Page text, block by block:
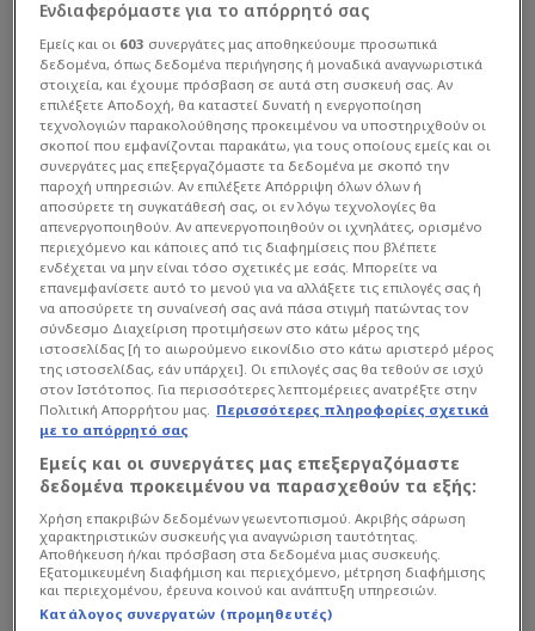
Στο παιχνίδι για την 36η αγωνιστική ο Μαρτίν
στο 28’ έδωσε προβάδισμα στους κυπελλούχους
Ισπανίας, για να ισοφαρίσει ο Στουάνι στο 66’ και
οι γηπεδούχοι με 40 πόντους στη 15η θέση είναι
στο +1 από τη ζώνη του υποβιβασμού, δύο
«στροφές» πριν το φινάλε του πρωταθλήματος.
Διαβάστε επίσης...
Ενδιαφερόμαστε για το απόρρητό σας
Εμείς και οι 603 συνεργάτες μας αποθηκεύουμε προσωπικά
δεδομένα, όπως δεδομένα περιήγησης ή μοναδικά αναγνωριστικά
στοιχεία, και έχουμε πρόσβαση σε αυτά στη συσκευή σας. Αν
επιλέξετε Αποδοχή, θα καταστεί δυνατή η ενεργοποίηση
τεχνολογιών παρακολούθησης προκειμένου να υποστηριχθούν οι
σκοποί που εμφανίζονται παρακάτω, για τους οποίους εμείς και οι
συνεργάτες μας επεξεργαζόμαστε τα δεδομένα με σκοπό την
παροχή υπηρεσιών. Αν επιλέξετε Απόρριψη όλων όλων ή
αποσύρετε τη συγκατάθεσή σας, οι εν λόγω τεχνολογίες θα
απενεργοποιηθούν. Αν απενεργοποιηθούν οι ιχνηλάτες, ορισμένο
περιεχόμενο και κάποιες από τις διαφημίσεις που βλέπετε
ενδέχεται να μην είναι τόσο σχετικές με εσάς. Μπορείτε να
επανεμφανίσετε αυτό το μενού για να αλλάξετε τις επιλογές σας ή
να αποσύρετε τη συναίνεσή σας ανά πάσα στιγμή πατώντας τον
σύνδεσμο Διαχείριση προτιμήσεων στο κάτω μέρος της
ιστοσελίδας [ή το αιωρούμενο εικονίδιο στο κάτω αριστερό μέρος
της ιστοσελίδας, εάν υπάρχει]. Οι επιλογές σας θα τεθούν σε ισχύ
στον Ιστότοπος. Για περισσότερες λεπτομέρειες ανατρέξτε στην
Πολιτική Απορρήτου μας. Περισσότερες πληροφορίες σχετικά
με το απόρρητό σας
Εμείς και οι συνεργάτες μας επεξεργαζόμαστε
δεδομένα προκειμένου να παρασχεθούν τα εξής:
Χρήση επακριβών δεδομένων γεωεντοπισμού. Ακριβής σάρωση
χαρακτηριστικών συσκευής για αναγνώριση ταυτότητας.
Αποθήκευση ή/και πρόσβαση στα δεδομένα μιας συσκευής.
Εξατομικευμένη διαφήμιση και περιεχόμενο, μέτρηση διαφήμισης
και περιεχομένου, έρευνα κοινού και ανάπτυξη υπηρεσιών.
Κατάλογος συνεργατών (προμηθευτές)